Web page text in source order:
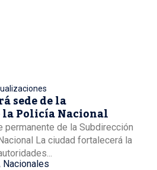
sede de la
Policía Nacional
permanente de la Subdirección
La ciudad fortalecerá la
Nacionales